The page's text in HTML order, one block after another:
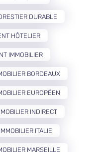
DURABLE
HÔTELIER
IMMOBILIER
BORDEAUX
EUROPÉEN
INDIRECT
ITALIE
MARSEILLE